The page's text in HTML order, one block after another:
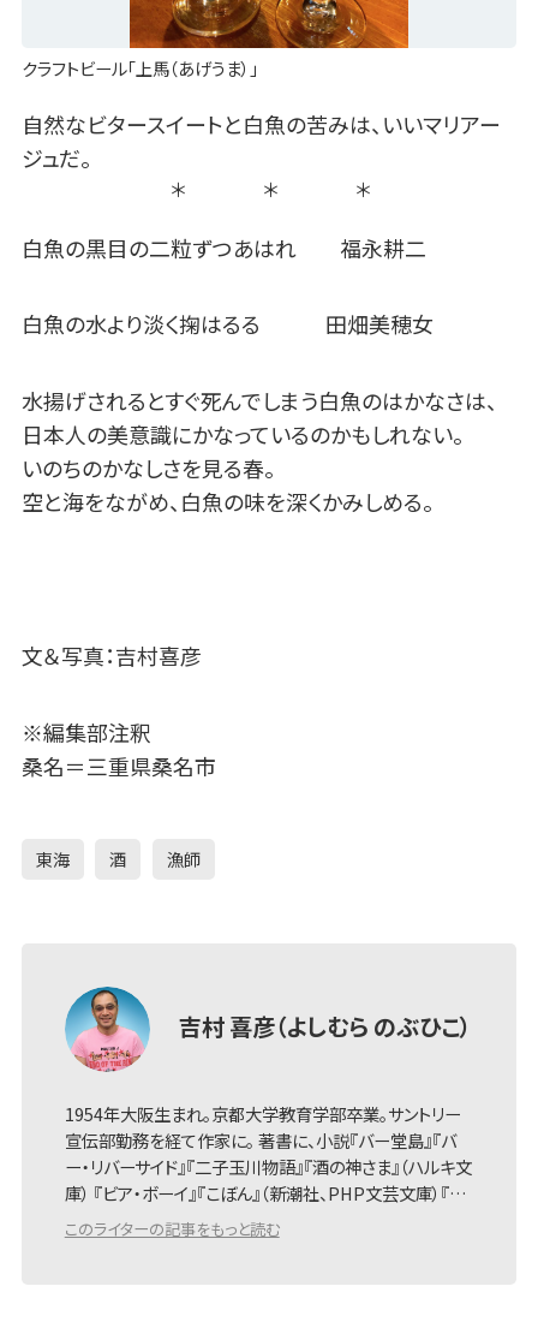
クラフトビール「上馬（あげうま）」
自然なビタースイートと白魚の苦みは、いいマリアー
ジュだ。
＊ ＊ ＊
白魚の黒目の二粒ずつあはれ 福永耕二
白魚の水より淡く掬はるる 田畑美穂女
水揚げされるとすぐ死んでしまう白魚のはかなさは、
日本人の美意識にかなっているのかもしれない。
いのちのかなしさを見る春。
空と海をながめ、白魚の味を深くかみしめる。
文＆写真：吉村喜彦
※編集部注釈
桑名＝三重県桑名市
東海 酒 漁師
吉村 喜彦（よしむら のぶひこ）
1954年大阪生まれ。京都大学教育学部卒業。サントリー
宣伝部勤務を経て作家に。 著書に、小説『バー堂島』『バ
ー・リバーサイド』『二子玉川物語』『酒の神さま』（ハルキ文
庫） 『ビア・ボーイ』『こぼん』（新潮社、PHP文芸文庫）『…
このライターの記事をもっと読む